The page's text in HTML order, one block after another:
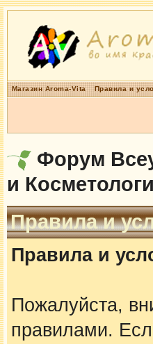
Магазин Aroma-Vita Правила и
Форум
и
Правила и
Правила и
Пожалуйста,
правилами.